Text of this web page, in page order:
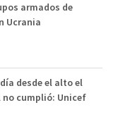
armados de
Ucrania
desde el alto el
no cumplió: Unicef